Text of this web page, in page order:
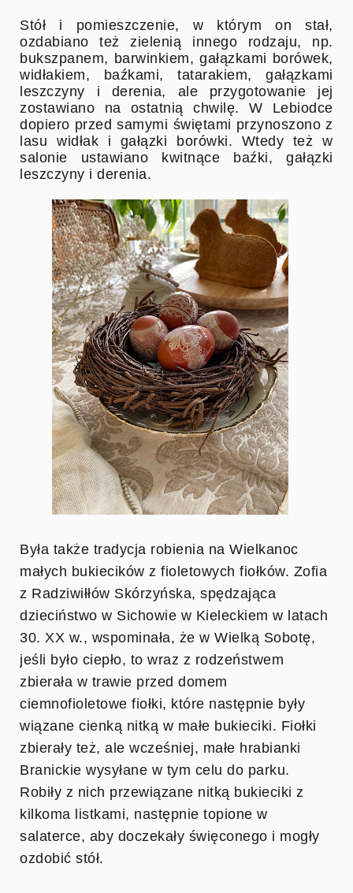
Stół i pomieszczenie, w którym on stał,
ozdabiano też zielenią innego rodzaju, np.
bukszpanem, barwinkiem, gałązkami borówek,
widłakiem, baźkami, tatarakiem, gałązkami
leszczyny i derenia, ale przygotowanie jej
zostawiano na ostatnią chwilę. W Lebiodce
dopiero przed samymi świętami przynoszono z
lasu widłak i gałązki borówki. Wtedy też w
salonie ustawiano kwitnące baźki, gałązki
leszczyny i derenia.
Była także tradycja robienia na Wielkanoc
małych bukiecików z fioletowych fiołków. Zofia
z Radziwiłłów Skórzyńska, spędzająca
dzieciństwo w Sichowie w Kieleckiem w latach
30. XX w., wspominała, że w Wielką Sobotę,
jeśli było ciepło, to wraz z rodzeństwem
zbierała w trawie przed domem
ciemnofioletowe fiołki, które następnie były
wiązane cienką nitką w małe bukieciki. Fiołki
zbierały też, ale wcześniej, małe hrabianki
Branickie wysyłane w tym celu do parku.
Robiły z nich przewiązane nitką bukieciki z
kilkoma listkami, następnie topione w
salaterce, aby doczekały święconego i mogły
ozdobić stół.